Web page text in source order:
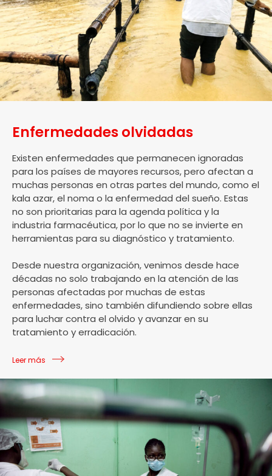
Enfermedades olvidadas
Existen enfermedades que permanecen ignoradas
para los países de mayores recursos, pero afectan a
muchas personas en otras partes del mundo, como el
kala azar, el noma o la enfermedad del sueño. Estas
no son prioritarias para la agenda política y la
industria farmacéutica, por lo que no se invierte en
herramientas para su diagnóstico y tratamiento.
Desde nuestra organización, venimos desde hace
décadas no solo trabajando en la atención de las
personas afectadas por muchas de estas
enfermedades, sino también difundiendo sobre ellas
para luchar contra el olvido y avanzar en su
tratamiento y erradicación.
Leer más